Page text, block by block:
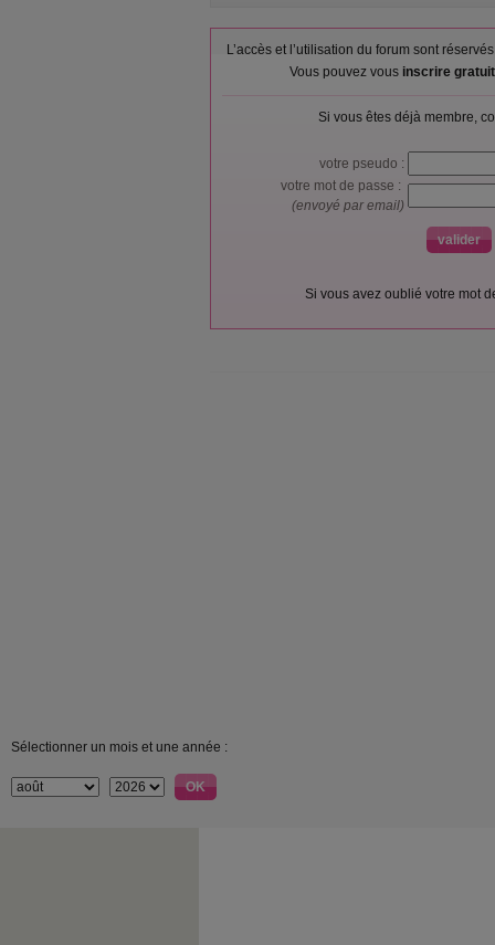
L’accès et l’utilisation du forum sont
Vous pouvez vous inscrire
Si vous êtes déjà membre,
votre pseudo :
votre mot de passe :
(envoyé par email)
Si vous avez oublié votre mot
Sélectionner un mois et une année :